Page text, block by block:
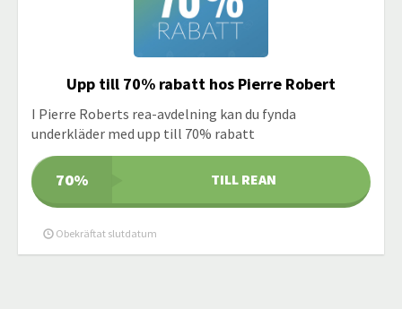
Upp till 70% rabatt hos Pierre Robert
I Pierre Roberts rea-avdelning kan du fynda
underkläder med upp till 70% rabatt
70% TILL REAN
Obekräftat slutdatum